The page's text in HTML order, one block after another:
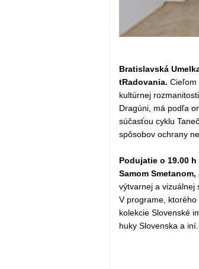
Bratislavská
tRadovania. Cieľom
kultúrnej
Dragúni, má podľa
súčasťou cyklu
spôsobov ochrany
Podujatie o 19.00
Samom
výtvarnej a vizuálnej
V programe,
kolekcie Slovenské
huky Slovenska a iní.